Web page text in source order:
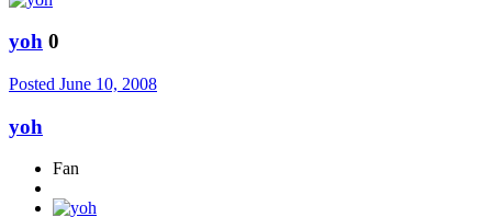
yoh 0
Posted June 10, 2008
yoh
Fan